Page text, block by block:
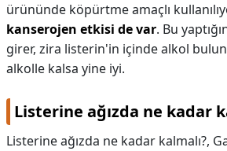
ürününde köpürtme amaçlı
kanserojen etkisi de var. Bu
girer, zira listerin'in içinde alkol
alkolle kalsa yine iyi.
Listerine ağızda ne kadar
Listerine ağızda ne kadar kalmalı?,